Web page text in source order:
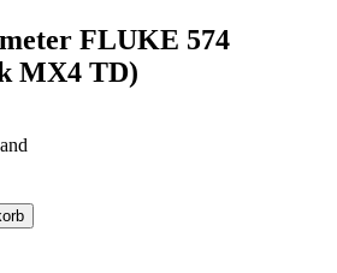
FLUKE 574
MX4 TD)